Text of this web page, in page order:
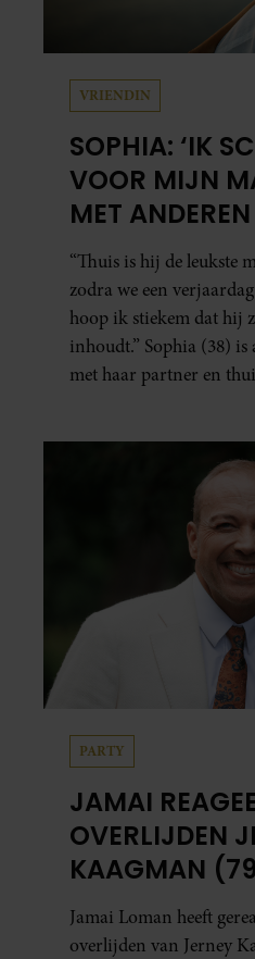
VRIENDIN
SOPHIA: ‘IK
VOOR MIJN
MET
“Thuis is hij de leukste
zodra we een
hoop ik stiekem dat hij
inhoudt.” Sophia (38)
met haar partner en
vaker schaamt zodra ze
PARTY
JAMAI
OVERLIJDEN
KAAGMAN
NOOIT
Jamai Loman heeft
overlijden van Jerney